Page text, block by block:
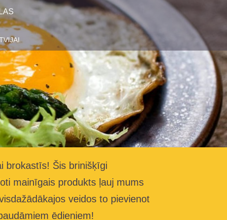
brokastīs! Šis brinišķīgi
mainīgais produkts ļauj mums
veidos to pievienot
ēdieniem!